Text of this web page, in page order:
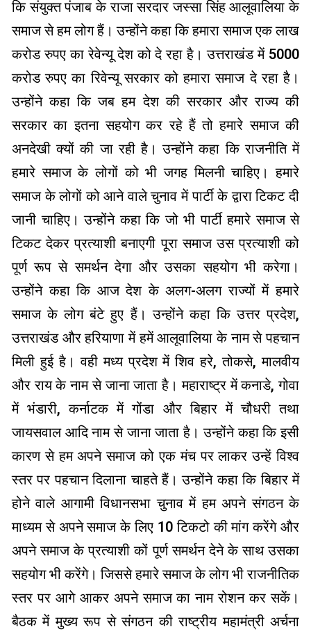
कि संयुक्त पंजाब के राजा सरदार जस्सा सिंह आलूवालिया के
समाज से हम लोग हैं। उन्होंने कहा कि हमारा समाज एक लाख
करोड रुपए का रेवेन्यू देश को दे रहा है। उत्तराखंड में 5000
करोड रुपए का रिवेन्यू सरकार को हमारा समाज दे रहा है।
उन्होंने कहा कि जब हम देश की सरकार और राज्य की
सरकार का इतना सहयोग कर रहे हैं तो हमारे समाज की
अनदेखी क्यों की जा रही है। उन्होंने कहा कि राजनीति में
हमारे समाज के लोगों को भी जगह मिलनी चाहिए। हमारे
समाज के लोगों को आने वाले चुनाव में पार्टी के द्वारा टिकट दी
जानी चाहिए। उन्होंने कहा कि जो भी पार्टी हमारे समाज से
टिकट देकर प्रत्याशी बनाएगी पूरा समाज उस प्रत्याशी को
पूर्ण रूप से समर्थन देगा और उसका सहयोग भी करेगा।
उन्होंने कहा कि आज देश के अलग-अलग राज्यों में हमारे
समाज के लोग बंटे हुए हैं। उन्होंने कहा कि उत्तर प्रदेश,
उत्तराखंड और हरियाणा में हमें आलूवालिया के नाम से पहचान
मिली हुई है। वही मध्य प्रदेश में शिव हरे, तोकसे, मालवीय
और राय के नाम से जाना जाता है। महाराष्ट्र में कनाडे, गोवा
में भंडारी, कर्नाटक में गोंडा और बिहार में चौधरी तथा
जायसवाल आदि नाम से जाना जाता है। उन्होंने कहा कि इसी
कारण से हम अपने समाज को एक मंच पर लाकर उन्हें विश्व
स्तर पर पहचान दिलाना चाहते हैं। उन्होंने कहा कि बिहार में
होने वाले आगामी विधानसभा चुनाव में हम अपने संगठन के
माध्यम से अपने समाज के लिए 10 टिकटो की मांग करेंगे और
अपने समाज के प्रत्याशी कों पूर्ण समर्थन देने के साथ उसका
सहयोग भी करेंगे। जिससे हमारे समाज के लोग भी राजनीतिक
स्तर पर आगे आकर अपने समाज का नाम रोशन कर सकें।
बैठक में मुख्य रूप से संगठन की राष्ट्रीय महामंत्री अर्चना